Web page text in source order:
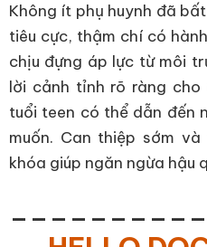
Không ít phụ huynh đã
tiêu cực, thậm chí có
chịu đựng áp lực từ môi
lời cảnh tỉnh rõ ràng
tuổi teen có thể dẫn đến
muốn. Can thiệp sớm
khóa giúp ngăn ngừa hậu